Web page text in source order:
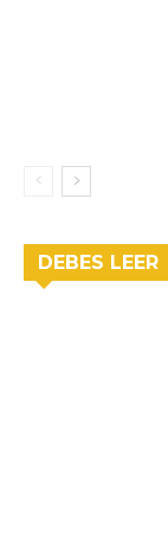
DEBES LEER